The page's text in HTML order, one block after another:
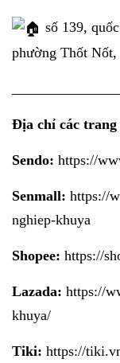
số 139,
phường Thốt
Địa chỉ các
Sendo: https://
Senmall: https://
nghiep-khuya
Shopee: https://
Lazada: https://
khuya/
Tiki: https://